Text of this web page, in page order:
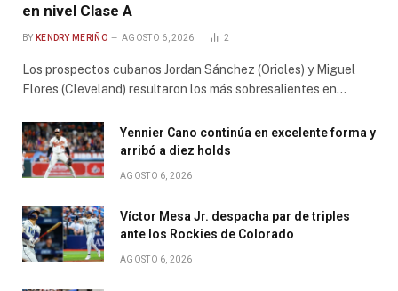
en nivel Clase A
BY KENDRY MERIÑO AGOSTO 6, 2026 2
Los prospectos cubanos Jordan Sánchez (Orioles) y Miguel
Flores (Cleveland) resultaron los más sobresalientes en…
Yennier Cano continúa en excelente forma y
arribó a diez holds
AGOSTO 6, 2026
Víctor Mesa Jr. despacha par de triples
ante los Rockies de Colorado
AGOSTO 6, 2026